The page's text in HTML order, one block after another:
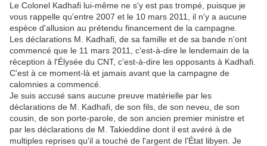
Le Colonel Kadhafi lui-même ne s'y est pas trompé, puisque je
vous rappelle qu'entre 2007 et le 10 mars 2011, il n'y a aucune
espèce d'allusion au prétendu financement de la campagne.
Les déclarations M. Kadhafi, de sa famille et de sa bande n'ont
commencé que le 11 mars 2011, c'est-à-dire le lendemain de la
réception à l'Élysée du CNT, c'est-à-dire les opposants à Kadhafi.
C'est à ce moment-là et jamais avant que la campagne de
calomnies a commencé.
Je suis accusé sans aucune preuve matérielle par les
déclarations de M. Kadhafi, de son fils, de son neveu, de son
cousin, de son porte-parole, de son ancien premier ministre et
par les déclarations de M. Takieddine dont il est avéré à de
multiples reprises qu'il a touché de l'argent de l'État libyen. Je